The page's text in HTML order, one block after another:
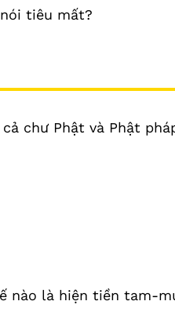
tiêu mất?
chư Phật và Phật
nào là hiện tiền tam-